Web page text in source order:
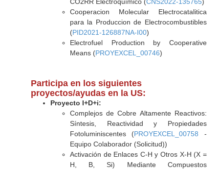
Cooperacion Molecular Electrocatalitica
para la Produccion de Electrocombustibles
(PID2021-126887NA-I00)
Electrofuel Production by Cooperative
Means (PROYEXCEL_00746)
Participa en los siguientes
proyectos/ayudas en la US:
Proyecto I+D+i:
Complejos de Cobre Altamente Reactivos:
Síntesis, Reactividad y Propiedades
Fotoluminiscentes (PROYEXCEL_00758 -
Equipo Colaborador (Solicitud))
Activación de Enlaces C-H y Otros X-H (X =
H, B, Si) Mediante Compuestos